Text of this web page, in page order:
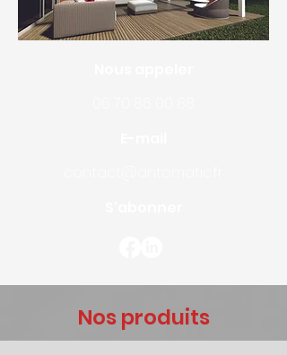
Nos produits